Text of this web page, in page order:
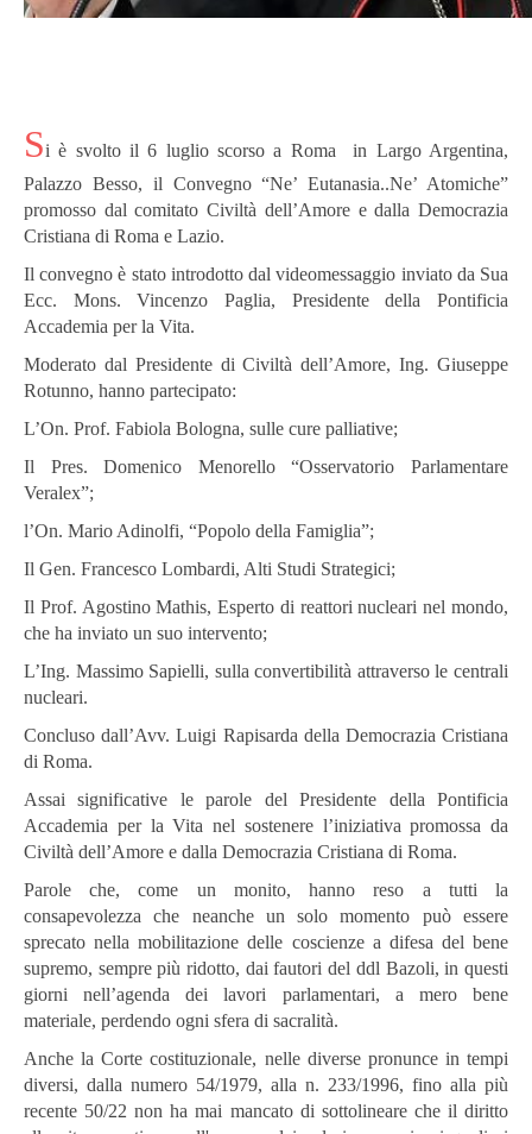
Si è svolto il 6 luglio scorso a Roma in Largo Argentina,
Palazzo Besso, il Convegno “Ne’ Eutanasia..Ne’ Atomiche”
promosso dal comitato Civiltà dell’Amore e dalla Democrazia
Cristiana di Roma e Lazio.
Il convegno è stato introdotto dal videomessaggio inviato da Sua
Ecc. Mons. Vincenzo Paglia, Presidente della Pontificia
Accademia per la Vita.
Moderato dal Presidente di Civiltà dell’Amore, Ing. Giuseppe
Rotunno, hanno partecipato:
L’On. Prof. Fabiola Bologna, sulle cure palliative;
Il Pres. Domenico Menorello “Osservatorio Parlamentare
Veralex”;
l’On. Mario Adinolfi, “Popolo della Famiglia”;
Il Gen. Francesco Lombardi, Alti Studi Strategici;
Il Prof. Agostino Mathis, Esperto di reattori nucleari nel mondo,
che ha inviato un suo intervento;
L’Ing. Massimo Sapielli, sulla convertibilità attraverso le centrali
nucleari.
Concluso dall’Avv. Luigi Rapisarda della Democrazia Cristiana
di Roma.
Assai significative le parole del Presidente della Pontificia
Accademia per la Vita nel sostenere l’iniziativa promossa da
Civiltà dell’Amore e dalla Democrazia Cristiana di Roma.
Parole che, come un monito, hanno reso a tutti la
consapevolezza che neanche un solo momento può essere
sprecato nella mobilitazione delle coscienze a difesa del bene
supremo, sempre più ridotto, dai fautori del ddl Bazoli, in questi
giorni nell’agenda dei lavori parlamentari, a mero bene
materiale, perdendo ogni sfera di sacralità.
Anche la Corte costituzionale, nelle diverse pronunce in tempi
diversi, dalla numero 54/1979, alla n. 233/1996, fino alla più
recente 50/22 non ha mai mancato di sottolineare che il diritto